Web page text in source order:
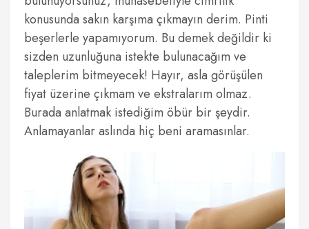
konusunda sakın karşıma çıkmayın derim. Pinti
beşerlerle yapamıyorum. Bu demek değildir ki
sizden uzunluğuna istekte bulunacağım ve
taleplerim bitmeyecek! Hayır, asla görüşülen
fiyat üzerine çıkmam ve ekstralarım olmaz.
Burada anlatmak istediğim öbür bir şeydir.
Anlamayanlar aslında hiç beni aramasınlar.